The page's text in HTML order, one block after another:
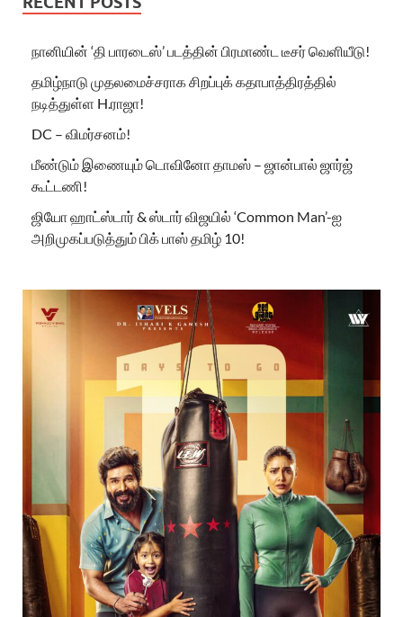
நானியின் ‘தி பாரடைஸ்’ படத்தின் பிரமாண்ட டீசர் வெளியீடு!
தமிழ்நாடு முதலமைச்சராக சிறப்புக் கதாபாத்திரத்தில்
நடித்துள்ள H.ராஜா!
DC – விமர்சனம்!
மீண்டும் இணையும் டொவினோ தாமஸ் – ஜான்பால் ஜார்ஜ்
கூட்டணி!
ஜியோ ஹாட்ஸ்டார் & ஸ்டார் விஜயில் ‘Common Man’-ஐ
அறிமுகப்படுத்தும் பிக் பாஸ் தமிழ் 10!